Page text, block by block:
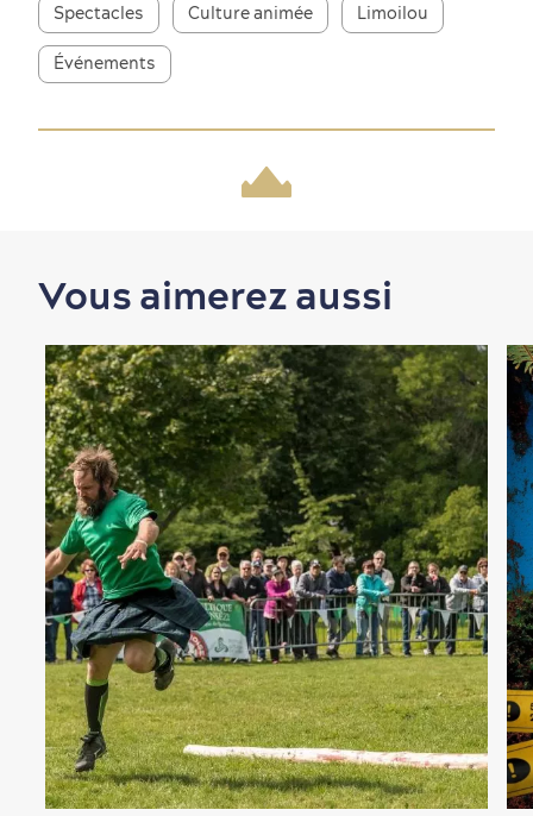
Magasinage
En famille
Spectacles Culture animée Limoilou
Événements
Vous aimerez aussi